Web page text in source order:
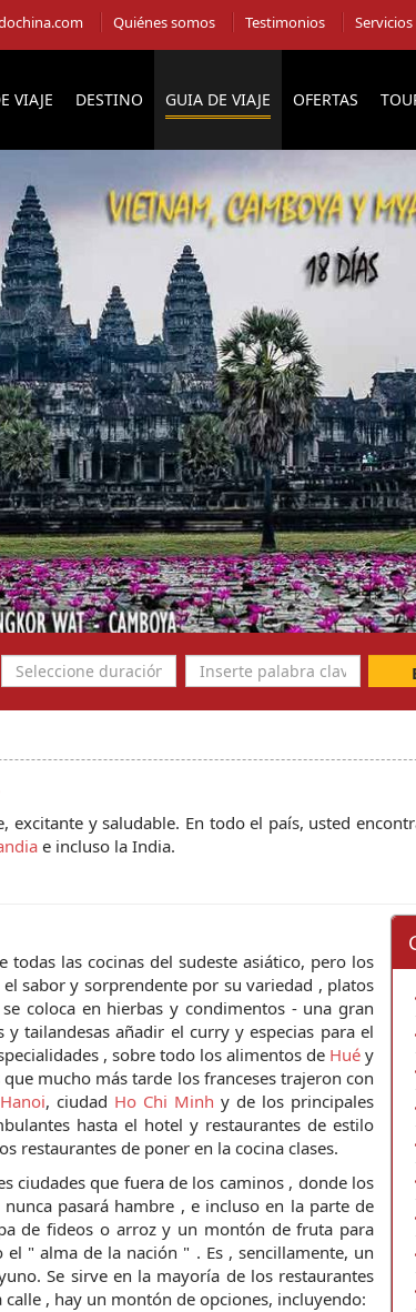
Quiénes somos Testimonios Servicios
VIAJE DESTINO GUIA DE VIAJE OFERTAS
excitante y saludable. En todo el país, usted
e incluso la India.
las cocinas del sudeste asiático, pero los
sabor y sorprendente por su variedad , platos
coloca en hierbas y condimentos - una gran
tailandesas añadir el curry y especias para el
, sobre todo los alimentos de Hué y
mucho más tarde los franceses trajeron con
Hanoi, ciudad Ho Chi Minh y de los principales
hasta el hotel y restaurantes de estilo
restaurantes de poner en la cocina clases.
ciudades que fuera de los caminos , donde los
pasará hambre , e incluso en la parte de
de fideos o arroz y un montón de fruta para
" alma de la nación " . Es , sencillamente, un
Se sirve en la mayoría de los restaurantes
, hay un montón de opciones, incluyendo: